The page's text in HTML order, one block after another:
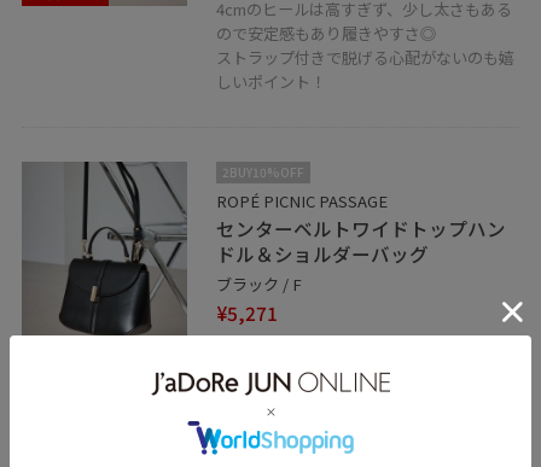
4cmのヒールは高すぎず、少し太さもある
ので安定感もあり履きやすさ◎
ストラップ付きで脱げる心配がないのも嬉
しいポイント！
2BUY10%OFF
ROPÉ PICNIC PASSAGE
センターベルトワイドトップハン
ドル＆ショルダーバッグ
ブラック / F
¥5,271
シンプルなデザインで、キレイめなシーン
から休日のお出かけまでオンオフ兼用で使
える万能バッグ。